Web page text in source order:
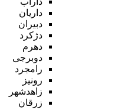
داریان
دبیران
دژکرد
دهرم
دوبرجی
رامجرد
رونیز
زاهدشهر
زرقان